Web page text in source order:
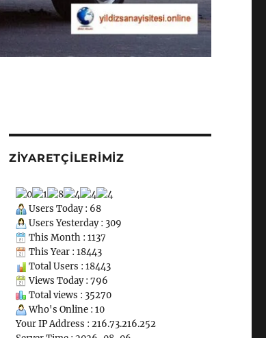
ZIYARETÇILERIMIZ
Users Today : 68
Users Yesterday : 309
This Month : 1137
This Year : 18443
Total Users : 18443
Views Today : 796
Total views : 35270
Who's Online : 10
Your IP Address : 216.73.216.252